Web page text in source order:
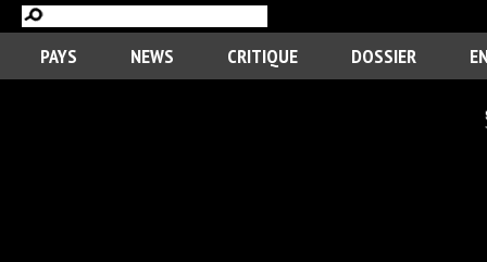
PAYS NEWS CRITIQUE DOSSIER